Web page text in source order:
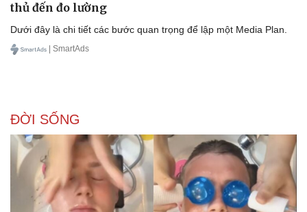
thủ đến đo lường
Dưới đây là chi tiết các bước quan trọng để lập một Media Plan.
| SmartAds
ĐỜI SỐNG